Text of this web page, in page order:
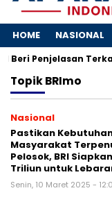
HOME NASIONAL
Penjelasan
TopikBRImo
Nasional
Pastikan
Masyarakat
Pelosok, BRI
Triliun untuk
Senin, 10 Maret 2025 -